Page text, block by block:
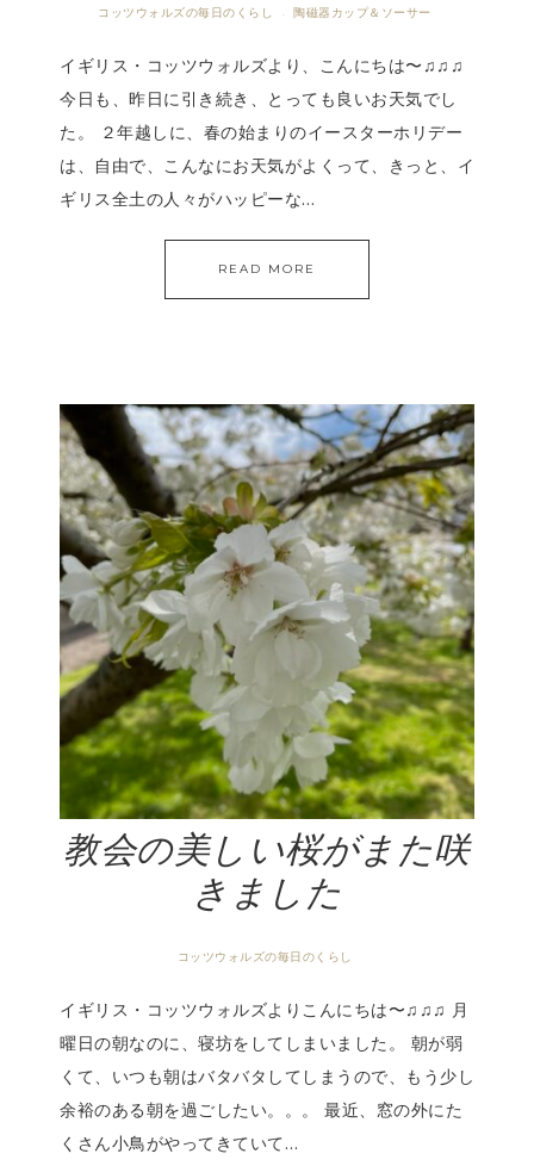
コッツウォルズの毎日のくらし · 陶磁器カップ＆ソーサー
イギリス・コッツウォルズより、こんにちは〜♫♫♫
今日も、昨日に引き続き、とっても良いお天気でし
た。 ２年越しに、春の始まりのイースターホリデー
は、自由で、こんなにお天気がよくって、きっと、イ
ギリス全土の人々がハッピーな…
READ MORE
教会の美しい桜がまた咲
きました
コッツウォルズの毎日のくらし
イギリス・コッツウォルズよりこんにちは〜♫♫♫ 月
曜日の朝なのに、寝坊をしてしまいました。 朝が弱
くて、いつも朝はバタバタしてしまうので、もう少し
余裕のある朝を過ごしたい。。。 最近、窓の外にた
くさん小鳥がやってきていて…